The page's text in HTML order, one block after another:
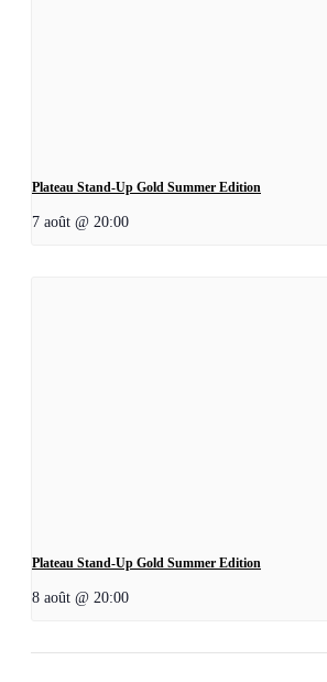
Plateau Stand-Up Gold Summer Edition
7 août @ 20:00
Plateau Stand-Up Gold Summer Edition
8 août @ 20:00